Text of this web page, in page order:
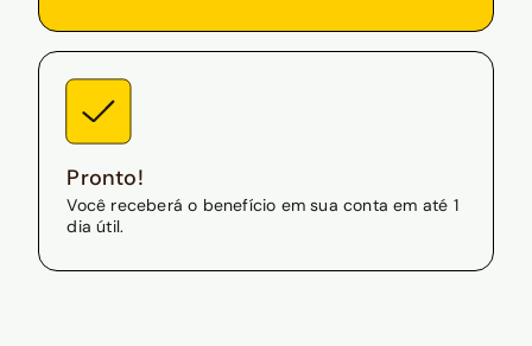
Pronto!
Você receberá o benefício em sua conta em até 1
dia útil.